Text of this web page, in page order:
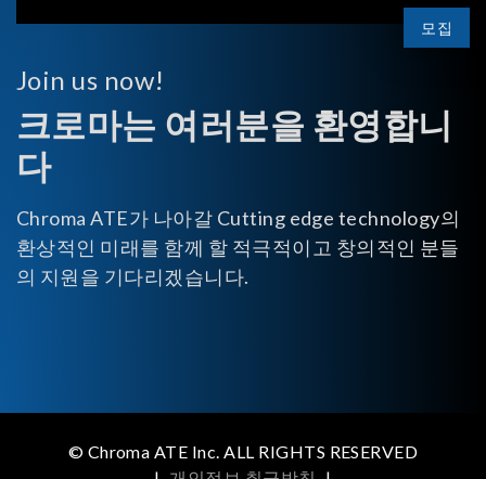
모집
Join us now!
크로마는 여러분을 환영합니
다
Chroma ATE가 나아갈 Cutting edge technology의
환상적인 미래를 함께 할 적극적이고 창의적인 분들
의 지원을 기다리겠습니다.
© Chroma ATE Inc. ALL RIGHTS RESERVED